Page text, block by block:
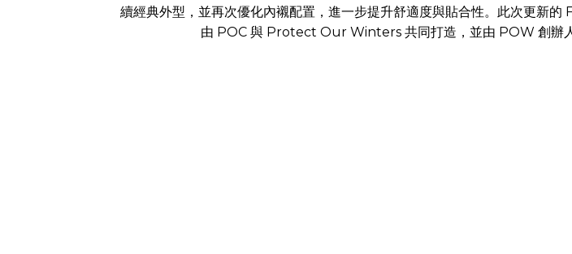
續經典外型，並再次優化內襯配置，進一步提升舒適度與貼合性。此次更新
由 POC 與 Protect Our Winters 共同打造，並由 POW 創辦